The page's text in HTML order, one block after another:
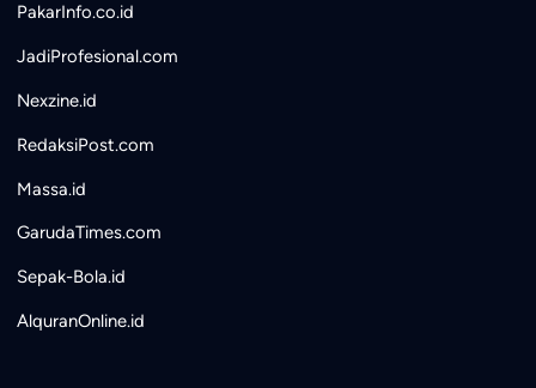
PakarInfo.co.id
JadiProfesional.com
Nexzine.id
RedaksiPost.com
Massa.id
GarudaTimes.com
Sepak-Bola.id
AlquranOnline.id